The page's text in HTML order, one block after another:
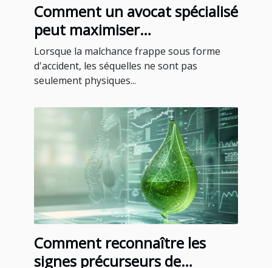
Comment un avocat spécialisé
peut maximiser
l'indemnisation après un
accident
Lorsque la malchance frappe sous forme
d'accident, les séquelles ne sont pas
seulement physiques...
Comment reconnaître les
signes précurseurs de